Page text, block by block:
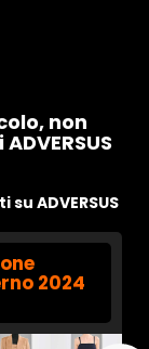
non
ADVERSUS
2024